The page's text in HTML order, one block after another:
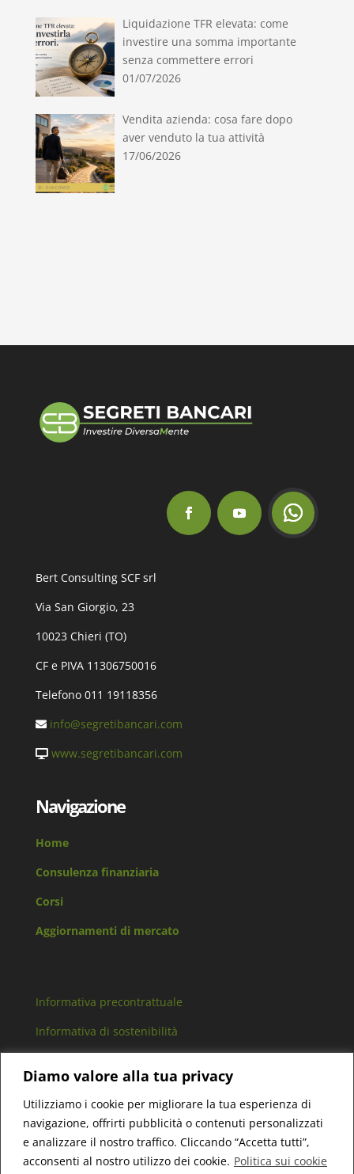
Diamo valore alla tua privacy
Utilizziamo i cookie per migliorare la tua esperienza di
navigazione, offrirti pubblicità o contenuti personalizzati
e analizzare il nostro traffico. Cliccando “Accetta tutti”,
acconsenti al nostro utilizzo dei cookie. Politica sui cookie
Liquidazione TFR elevata: come
investire una somma importante
senza commettere errori
01/07/2026
Vendita azienda: cosa fare dopo
aver venduto la tua attività
17/06/2026
Bert Consulting SCF srl
Via San Giorgio, 23
10023 Chieri (TO)
CF e PIVA 11306750016
Telefono 011 19118356
info@segretibancari.com
www.segretibancari.com
Navigazione
Home
Consulenza finanziaria
Corsi
Aggiornamenti di mercato
Informativa precontrattuale
Informativa di sostenibilità